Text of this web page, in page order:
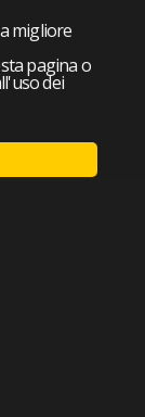
migliore
pagina o
dei